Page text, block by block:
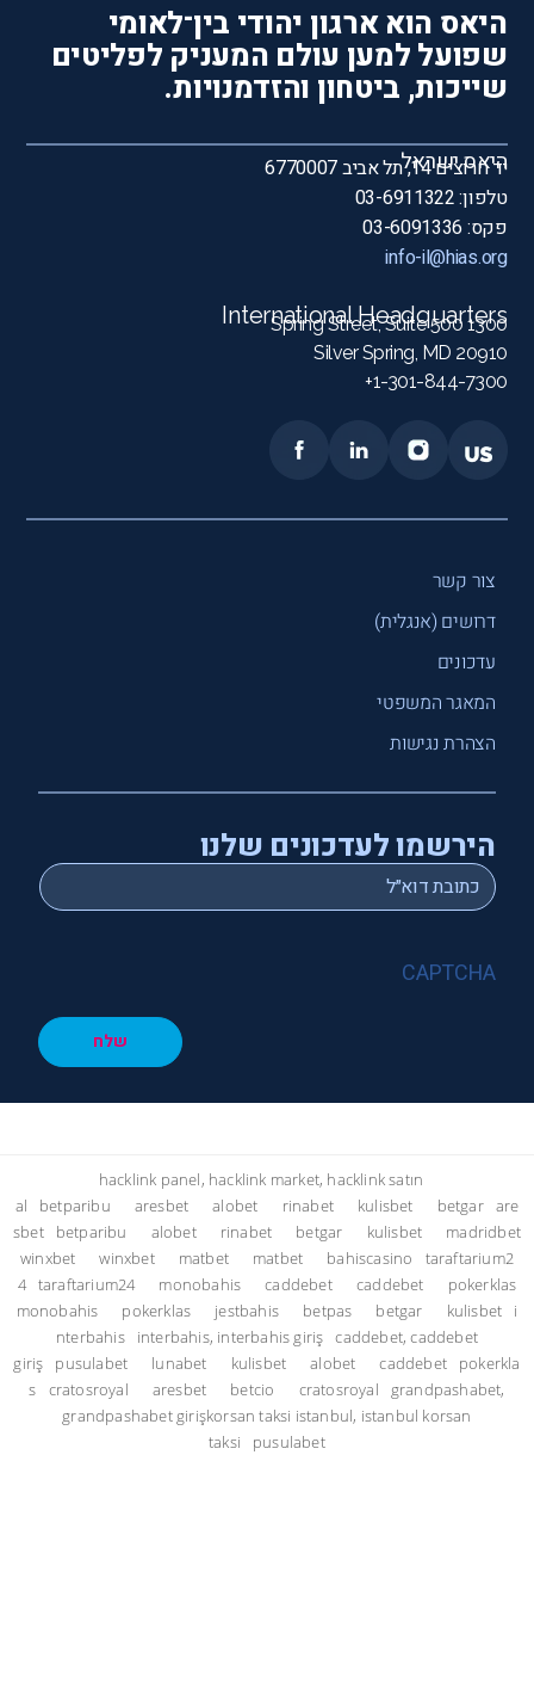
היאס הוא ארגון יהודי בין־לאומי
שפועל למען עולם המעניק לפליטים
שייכות, ביטחון והזדמנויות.
היאס ישראל
יד חרוצים 14, תל אביב 6770007
טלפון: 03-6911322
פקס: 03-6091336
info-il@hias.org
International Headquarters
1300 Spring Street, Suite 500
Silver Spring, MD 20910
1-301-844-7300+
צור קשר
דרושים (אנגלית)
עדכונים
המאגר המשפטי
הצהרת נגישות
הירשמו לעדכונים שלנו
Email
*
CAPTCHA
שלח
hacklink panel, hacklink market, hacklink satın
al
betparibu aresbet alobet rinabet kulisbet betgar
are
sbet
betparibu alobet rinabet betgar kulisbet
madridbet
winxbet
winxbet matbet matbet bahiscasino
taraftarium2
4 taraftarium24 monobahis caddebet caddebet
pokerklas
monobahis
pokerklas jestbahis betpas betgar kulisbet
i
nterbahis
interbahis, interbahis giriş
caddebet, caddebet
giriş
pusulabet lunabet kulisbet alobet caddebet
pokerkla
s
cratosroyal aresbet betcio cratosroyal
grandpashabet,
grandpashabet girişkorsan taksi istanbul, istanbul korsan
taksi
pusulabet